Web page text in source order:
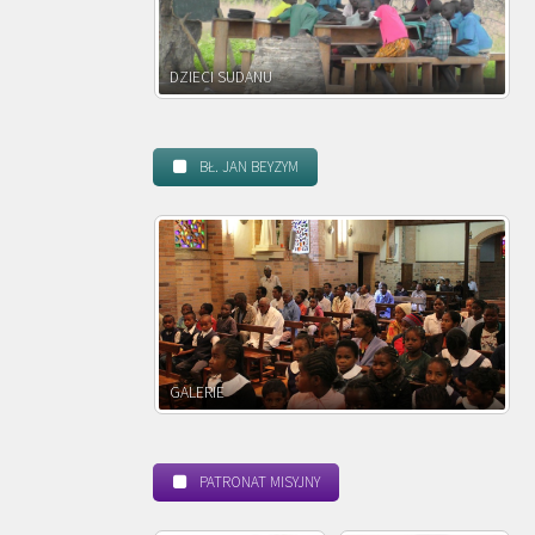
DZIECI ZAMBII
BŁ. JAN BEYZYM
POWOŁANIE MISYJNE
PATRONAT MISYJNY